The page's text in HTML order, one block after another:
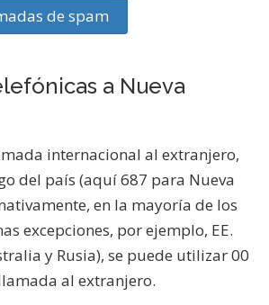
de spam
a Nueva
internacional al extranjero,
del país (aquí 687 para Nueva
en la mayoría de los
excepciones, por ejemplo, EE.
y Rusia), se puede utilizar 00
al extranjero.